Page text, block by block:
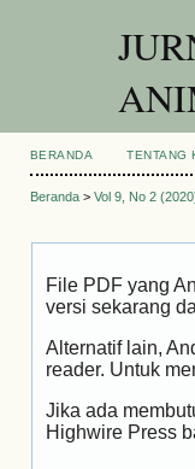
BERANDA TENTANG
Beranda> Vol 9, No 2
File PDF yang
versi sekarang
Alternatif lain,
reader. Untuk
Jika ada
Highwire Press